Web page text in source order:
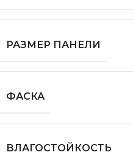
РАЗМЕР ПАНЕЛИ
ФАСКА
ВЛАГОСТОЙКОСТЬ